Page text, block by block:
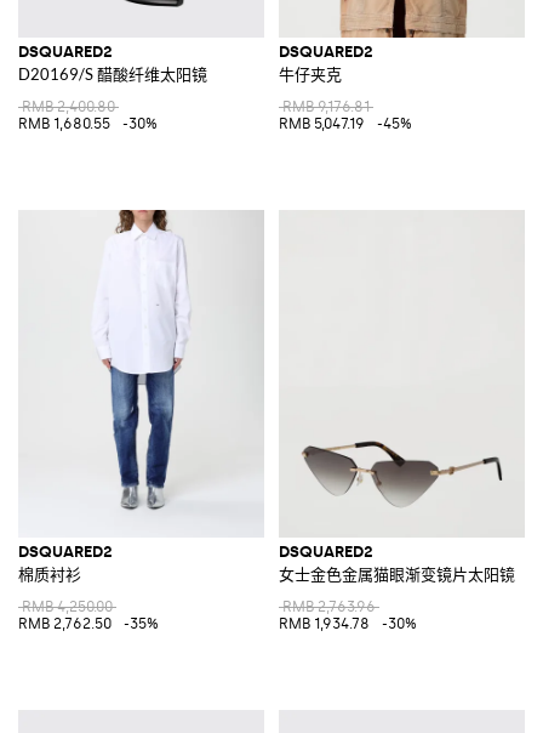
DSQUARED2
D20169/S 醋酸纤维太阳镜
RMB 2,400.80
RMB 1,680.55
-30%
DSQUARED2
牛仔夹克
RMB 9,176.81
RMB 5,047.19
-45%
DSQUARED2
棉质衬衫
RMB 4,250.00
RMB 2,762.50
-35%
DSQUARED2
女士金色金属猫眼渐变镜片太阳镜
RMB 2,763.96
RMB 1,934.78
-30%